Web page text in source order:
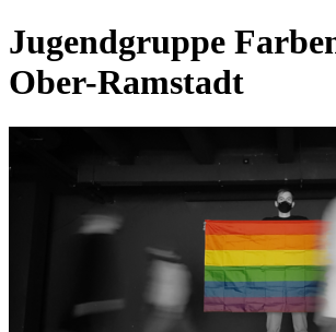
Jugendgruppe
Ober-Ramstadt